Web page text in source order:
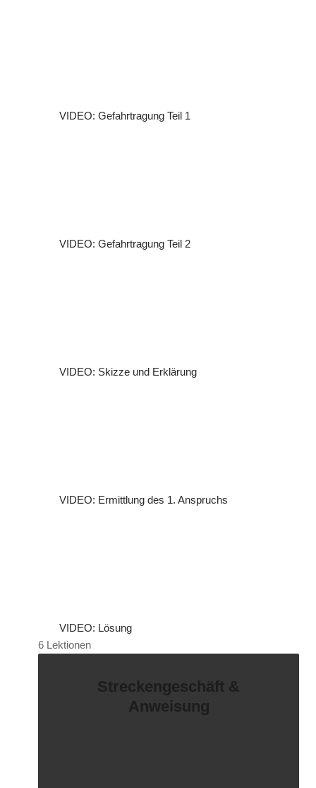
VIDEO: Gefahrtragung Teil 1
VIDEO: Gefahrtragung Teil 2
VIDEO: Skizze und Erklärung
VIDEO: Ermittlung des 1. Anspruchs
VIDEO: Lösung
6 Lektionen
Streckengeschäft &
Anweisung